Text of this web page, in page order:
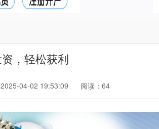
，轻松获利
04-02 19:53:09 阅读：64